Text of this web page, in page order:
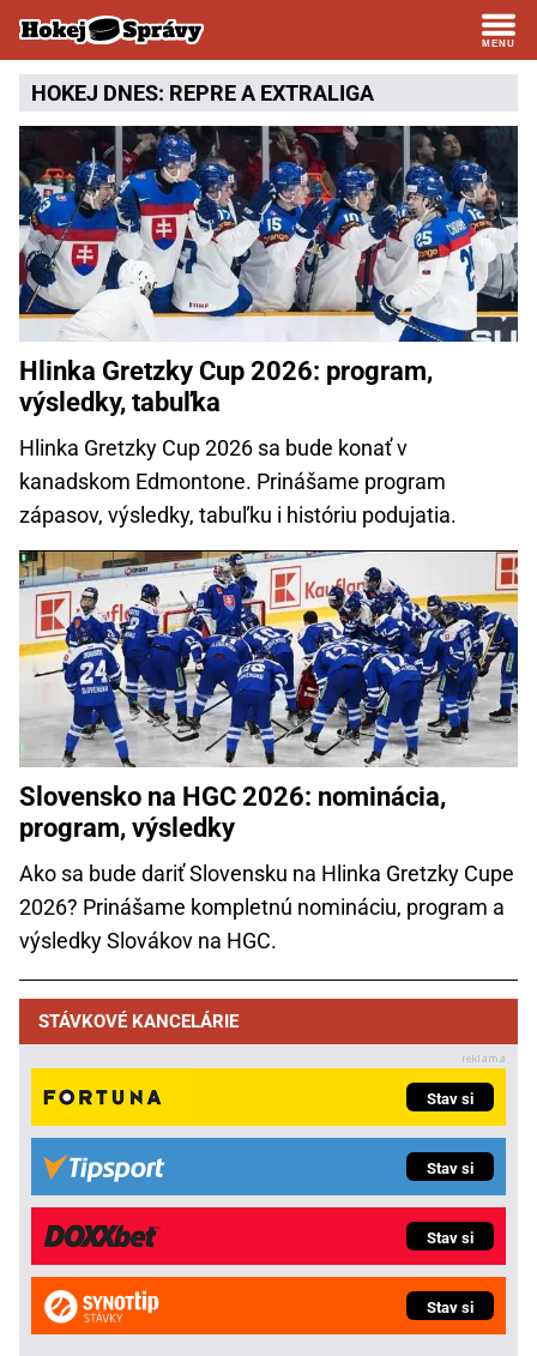
HOKEJ DNES: REPREA EXTRALIGA
Hlinka Gretzky Cup 2026: program,
výsledky, tabuľka
Hlinka Gretzky Cup 2026 sa bude konať v
kanadskom Edmontone. Prinášame program
zápasov, výsledky, tabuľku i históriu podujatia.
Slovensko na HGC 2026: nominácia,
program, výsledky
Ako sa bude dariť Slovensku na Hlinka Gretzky Cupe
2026? Prinášame kompletnú nomináciu, program a
výsledky Slovákov na HGC.
STÁVKOVÉ KANCELÁRIE
Stav si
Stav si
Stav si
Stav si